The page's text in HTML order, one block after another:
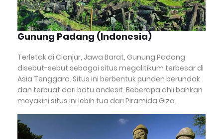
Gunung Padang (Indonesia)
Terletak di Cianjur, Jawa Barat, Gunung Padang
disebut-sebut sebagai situs megalitikum terbesar di
Asia Tenggara. Situs ini berbentuk punden berundak
dan terbuat dari batu andesit. Beberapa ahli bahkan
meyakini situs ini lebih tua dari Piramida Giza.